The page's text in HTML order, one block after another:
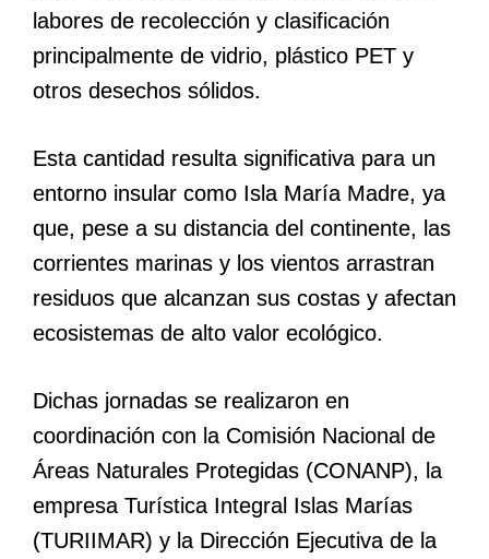
labores de recolección y clasificación
principalmente de vidrio, plástico PET y
otros desechos sólidos.
Esta cantidad resulta significativa para un
entorno insular como Isla María Madre, ya
que, pese a su distancia del continente, las
corrientes marinas y los vientos arrastran
residuos que alcanzan sus costas y afectan
ecosistemas de alto valor ecológico.
Dichas jornadas se realizaron en
coordinación con la Comisión Nacional de
Áreas Naturales Protegidas (CONANP), la
empresa Turística Integral Islas Marías
(TURIIMAR) y la Dirección Ejecutiva de la